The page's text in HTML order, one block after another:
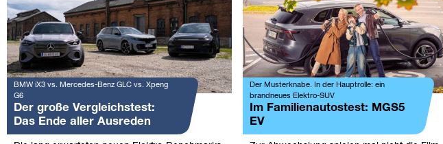
BMW iX3 vs. Mercedes-Benz GLC vs. Xpeng
G6
Der große Vergleichstest:
Das Ende aller Ausreden
Der Musterknabe. In der Hauptrolle: ein
brandneues Elektro-SUV
Im Familienautostest: MGS5
EV